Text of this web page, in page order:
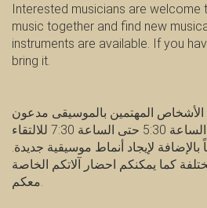
Interested musicians are welcome
music together and find new
instruments are available. If you
bring it.
الأشخاص المهتمين بالموسيقى مدعون
أسبوعياً يوم الإثنين من الساعة 5:30 حتى الساعة 7:30 للالتقاء
لإيجاد أنماط موسيقية جديدة.
كما يمكنكم احضار آلاتكم الخاصة
معكم.